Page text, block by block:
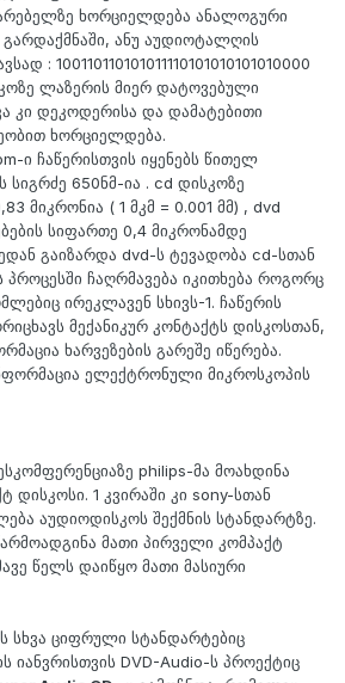
ხორციელდება ანალოგური
ანუ აუდიოტალღის
: 100110110101011110101010101010000
ლაზერის მიერ დატოვებული
კი დეკოდერისა და დამატებითი
ხორციელდება.
ი ჩაწერისთვის იყენებს წითელ
650ნმ-ია . cd დისკოზე
მიკრონია ( 1 მკმ = 0.001 მმ) , dvd
სიფართე 0,4 მიკრონამდე
გაიზარდა dvd-ს ტევადობა cd-სთან
პროცესში ჩაღრმავება იკითხება როგორც
ირეკლავენ სხივს-1. ჩაწერის
მექანიკურ კონტაქტს დისკოსთან,
ხარვეზების გარეშე იწერება.
ელექტრონული მიკროსკოპის
philips-მა მოახდინა
დისკოსი. 1 კვირაში კი sony-სთან
აუდიოდისკოს შექმნის სტანდარტზე.
მათი პირველი კომპაქტ
წელს დაიწყო მათი მასიური
სხვა ციფრული სტანდარტებიც
იანვრისთვის DVD-Audio-ს პროექტიც